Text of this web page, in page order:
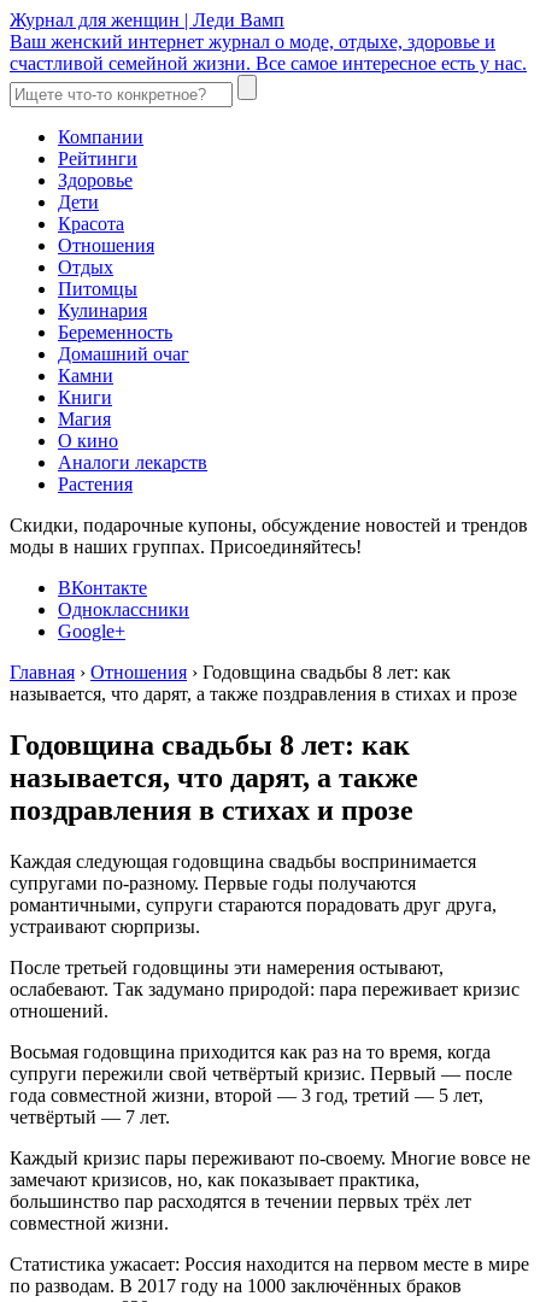
Журнал для женщин | Леди Вамп
Ваш женский интернет журнал о моде, отдыхе, здоровье и
счастливой семейной жизни. Все самое интересное есть у нас.
Компании
Рейтинги
Здоровье
Дети
Красота
Отношения
Отдых
Питомцы
Кулинария
Беременность
Домашний очаг
Камни
Книги
Магия
О кино
Аналоги лекарств
Растения
Скидки, подарочные купоны, обсуждение новостей и трендов
моды в наших группах. Присоединяйтесь!
ВКонтакте
Одноклассники
Google+
Главная › Отношения › Годовщина свадьбы 8 лет: как
называется, что дарят, а также поздравления в стихах и прозе
Годовщина свадьбы 8 лет: как
называется, что дарят, а также
поздравления в стихах и прозе
Каждая следующая годовщина свадьбы воспринимается
супругами по-разному. Первые годы получаются
романтичными, супруги стараются порадовать друг друга,
устраивают сюрпризы.
После третьей годовщины эти намерения остывают,
ослабевают. Так задумано природой: пара переживает кризис
отношений.
Восьмая годовщина приходится как раз на то время, когда
супруги пережили свой четвёртый кризис. Первый — после
года совместной жизни, второй — 3 год, третий — 5 лет,
четвёртый — 7 лет.
Каждый кризис пары переживают по-своему. Многие вовсе не
замечают кризисов, но, как показывает практика,
большинство пар расходятся в течении первых трёх лет
совместной жизни.
Статистика ужасает: Россия находится на первом месте в мире
по разводам. В 2017 году на 1000 заключённых браков